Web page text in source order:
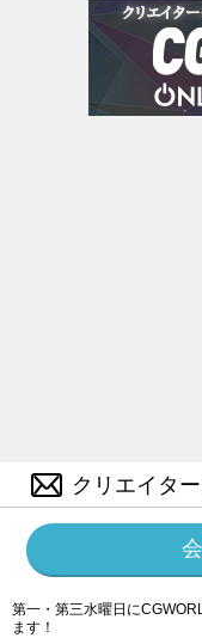
クリエイタ
第一・第三水曜日に
ます！